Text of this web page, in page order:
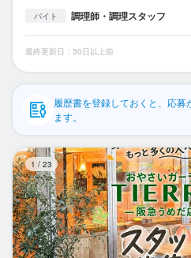
プライバシーポリシー
利用規約
企業情報
バイト 調理師・調理スタッフ
最終更新日：30日以上前
履歴書を登録しておくと、応募
ます。
1 / 23